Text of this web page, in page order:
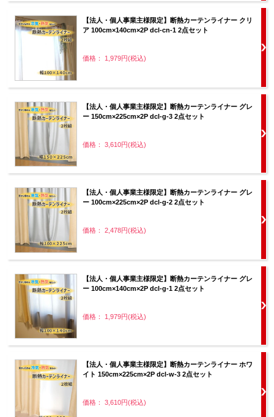
【法人・個人事業主様限定】断熱カーテンライナー クリ
ア 100cm×140cm×2P dcl-cn-1 2点セット
価格： 1,979円(税込)
【法人・個人事業主様限定】断熱カーテンライナー グレ
ー 150cm×225cm×2P dcl-g-3 2点セット
価格： 3,610円(税込)
【法人・個人事業主様限定】断熱カーテンライナー グレ
ー 100cm×225cm×2P dcl-g-2 2点セット
価格： 2,478円(税込)
【法人・個人事業主様限定】断熱カーテンライナー グレ
ー 100cm×140cm×2P dcl-g-1 2点セット
価格： 1,979円(税込)
【法人・個人事業主様限定】断熱カーテンライナー ホワ
イト 150cm×225cm×2P dcl-w-3 2点セット
価格： 3,610円(税込)